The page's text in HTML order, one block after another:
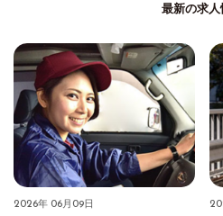
最新の求人
2026年 06月09日